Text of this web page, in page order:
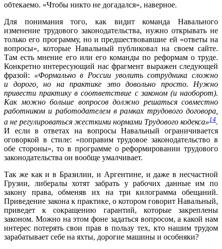
обтекаемо. «Чтобы никто не догадался», наверное.
Для понимания того, как видит команда Навального
изменение трудового законодательства, нужно открывать не
только его программу, но и предшествовавшие ей «ответы на
вопросы», которые Навальный публиковал на своем сайте.
Там есть мнение его или его команды по реформам о труде.
Конкретно интересующий нас фрагмент выражен следующей
фразой:
«Формально в России уволить сотрудника сложно
и дорого, но на практике это довольно просто. Нужно
привести практику в соответствие с законом (и наоборот).
Как можно больше вопросов должно решаться совместно
работником и работодателем в рамках трудового договора,
а не регулироваться жесткими нормами Трудового кодекса»14.
И если в ответах на вопросы Навальный ограничивается
оговоркой в стиле: «поправим трудовое законодательство в
обе стороны», то в программе о реформировании трудового
законодательства он вообще умалчивает.
Так же как и в Бразилии, и Аргентине, и даже в несчастной
Грузии, либералы хотят забрать у рабочих данные им по
закону права, обменяв их на три килограмма обещаний.
Приведение закона к практике, о котором говорит Навальный,
приведет к сокращению гарантий, которые закреплены
законом. Можно на этом фоне задаться вопросом, а какой нам
интерес потерять свои прав в пользу тех, кто нашим трудом
зарабатывает себе на яхты, дорогие машины и особняки?